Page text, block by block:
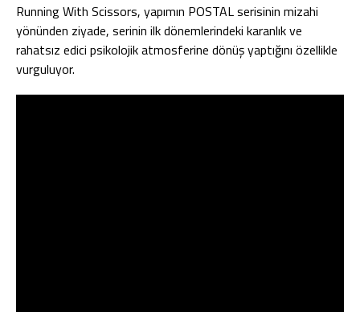
Running With Scissors, yapımın POSTAL serisinin mizahi
yönünden ziyade, serinin ilk dönemlerindeki karanlık ve
rahatsız edici psikolojik atmosferine dönüş yaptığını özellikle
vurguluyor.